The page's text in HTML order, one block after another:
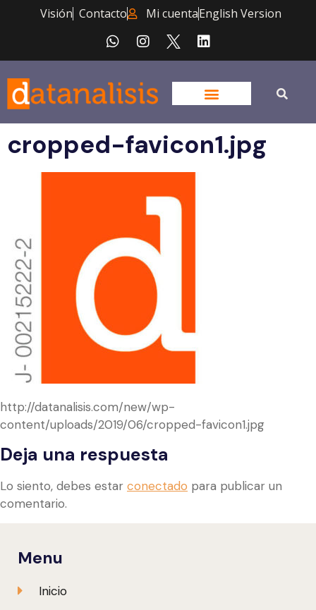
Visión Contacto Mi cuentaEnglish Version
cropped-favicon1.jpg
http://datanalisis.com/new/wp-
content/uploads/2019/06/cropped-favicon1.jpg
Deja una respuesta
Lo siento, debes estar conectado para publicar un
comentario.
Menu
Inicio